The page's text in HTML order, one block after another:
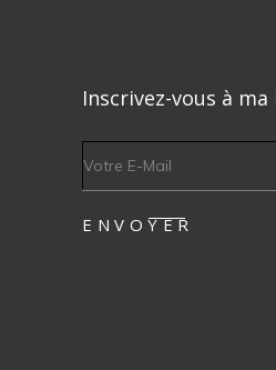
Inscrivez-vous à